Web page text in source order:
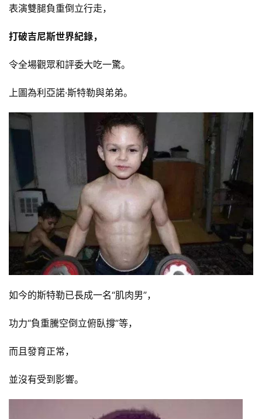
表演雙腿負重倒立行走，
打破吉尼斯世界紀錄，
令全場觀眾和評委大吃一驚。
上圖為利亞諾·斯特勒與弟弟。
如今的斯特勒已長成一名“肌肉男”，
功力“負重騰空倒立俯臥撐”等，
而且發育正常，
並沒有受到影響。